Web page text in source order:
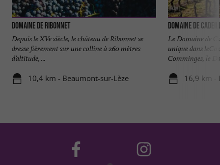
Domaine de Ribonnet
Depuis le XVe siècle, le château de Ribonnet se
dresse fièrement sur une colline à 260 mètres
d’altitude, ...
10,4 km - Beaumont-sur-Lèze
Domaine de
Le Domaine de
unique dans
Comminges, le
16,9 km -